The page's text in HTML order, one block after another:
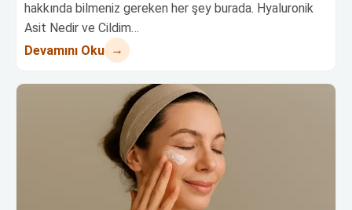
hakkında bilmeniz gereken her şey burada. Hyaluronik
Asit Nedir ve Cildim…
Devamını Oku →